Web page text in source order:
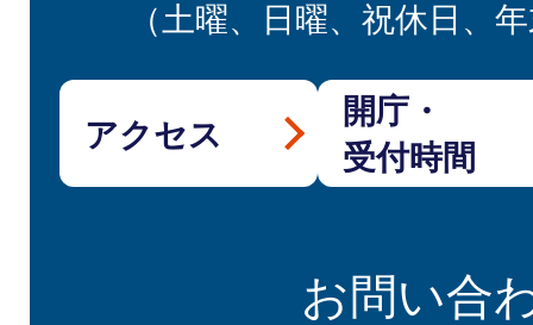
（土曜、日曜、祝休日、
アクセス
開庁・
受付時間
お問い合